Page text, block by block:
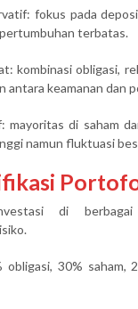
fokus pada
terbatas.
kombinasi obligasi,
antara keamanan dan
mayoritas di saham
namun fluktuasi
di
obligasi, 30% saham,